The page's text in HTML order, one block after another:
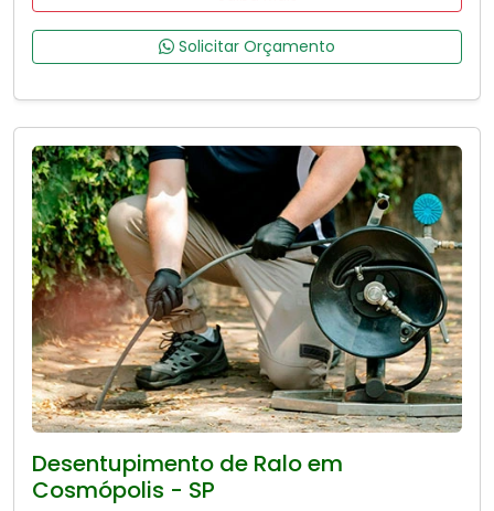
Solicitar Orçamento
Desentupimento de Ralo em
Cosmópolis - SP